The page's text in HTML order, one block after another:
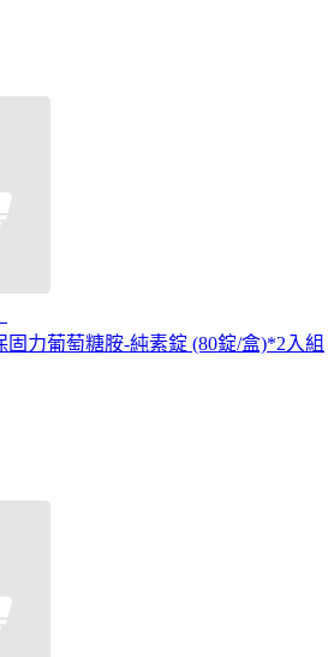
固力葡萄糖胺-純素錠 (80錠/盒)*2入組